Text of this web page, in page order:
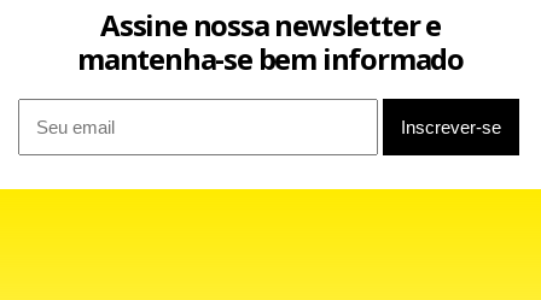
Assine nossa newsletter e
mantenha-se bem informado